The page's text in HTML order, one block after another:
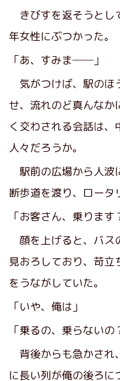
きびすを返そうとし
年女性にぶつかった。
「あ、すみま──」
気がつけば、駅のほ
せ、流れのど真んなか
く交わされる会話は
人々だろうか。
駅前の広場から人波
断歩道を渡り、ロータ
「お客さん、乗ります
顔を上げると、バス
見おろしており、苛立
をうながしていた。
「いや、俺は」
「乗るの、乗らないの
背後からも急かされ
に長い列が俺の後ろに